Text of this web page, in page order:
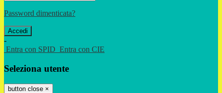
Password dimenticata?
-
Entra con SPID Entra con CIE
Seleziona utente
button close ×